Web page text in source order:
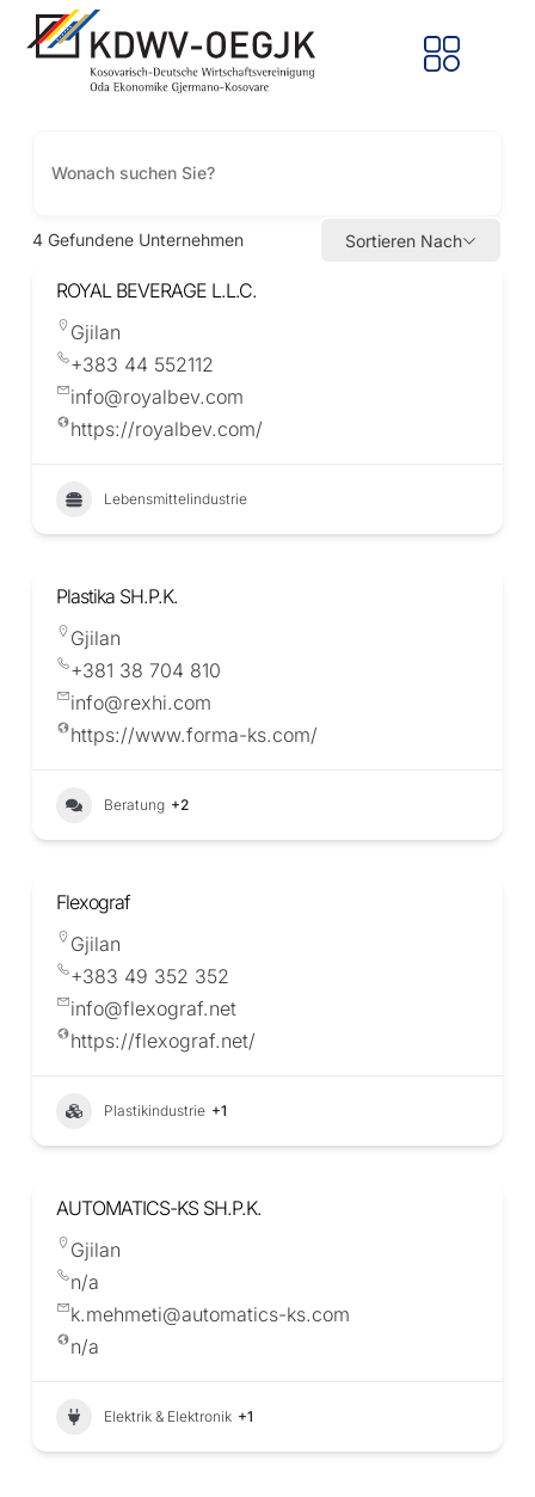
4 Gefundene Unternehmen Sortieren Nach
ROYAL BEVERAGE L.L.C.
Gjilan
+383 44 552112
info@royalbev.com
https://royalbev.com/
Lebensmittelindustrie
Plastika SH.P.K.
Gjilan
+381 38 704 810
info@rexhi.com
https://www.forma-ks.com/
Beratung +2
Flexograf
Gjilan
+383 49 352 352
info@flexograf.net
https://flexograf.net/
Plastikindustrie +1
AUTOMATICS-KS SH.P.K.
Gjilan
n/a
k.mehmeti@automatics-ks.com
n/a
Elektrik & Elektronik +1